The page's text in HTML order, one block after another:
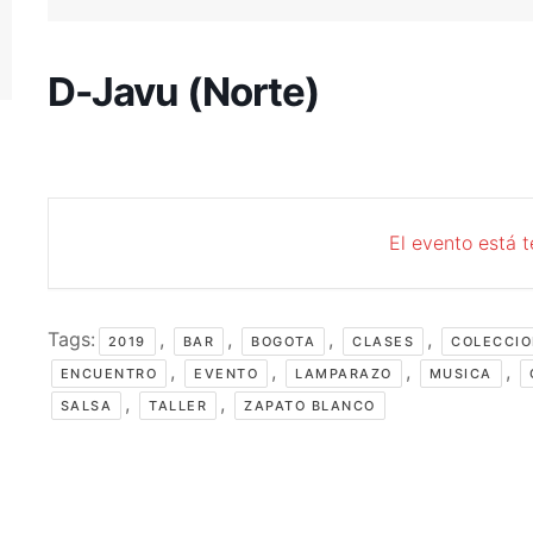
D-Javu (Norte)
El evento está
Tags: 2019 , BAR , BOGOTA , CLASES ,
ENCUENTRO
, EVENTO , LAMPARAZO , MUSICA ,
SALSA
, TALLER , ZAPATO BLANCO